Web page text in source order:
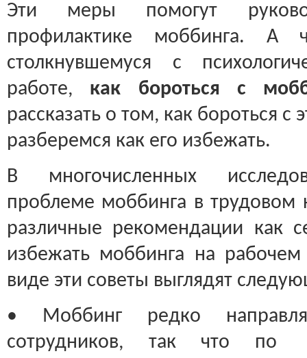
Эти меры помогут
профилактике моббинга. А
столкнувшемуся с
работе, как бороться с
рассказать о том, как бороться
разберемся как его избежать.
В многочисленных
проблеме моббинга в трудовом
различные рекомендации как
избежать моббинга на
виде эти советы выглядят
• Моббинг редко
сотрудников, так что по